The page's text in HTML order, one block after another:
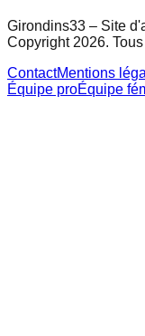
Girondins33 – Site
Copyright 2026.
ContactMentions
Équipe proÉquipe